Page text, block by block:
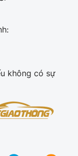
không có sự